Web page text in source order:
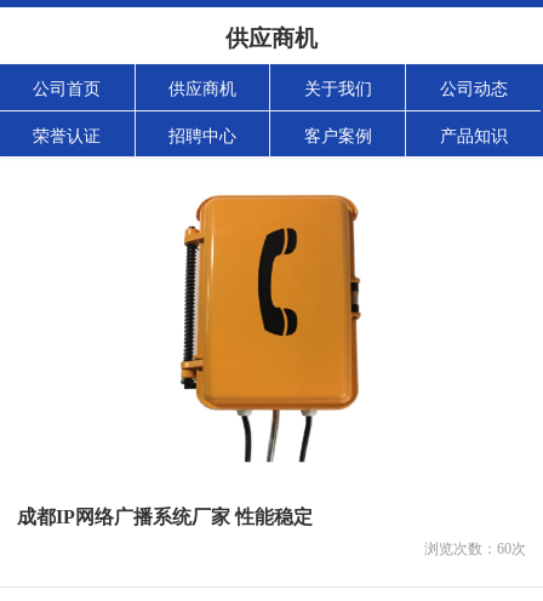
供应商机
公司首页 供应商机 关于我们 公司动态
荣誉认证 招聘中心 客户案例 产品知识
成都IP网络广播系统厂家 性能稳定
浏览次数： 60次